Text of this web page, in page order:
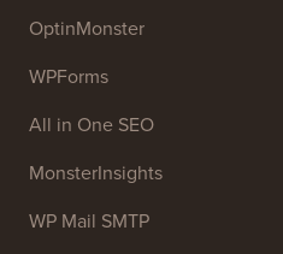
OptinMonster
WPForms
All in One SEO
MonsterInsights
WP Mail SMTP